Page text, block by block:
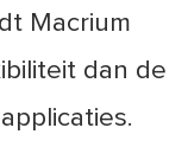
Macrium
dan de